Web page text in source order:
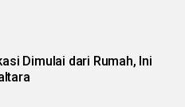
Dimulai dari Rumah, Ini